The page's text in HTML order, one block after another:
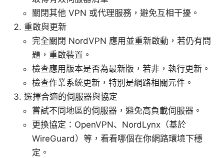
關閉其他 VPN 或代理服務，避免互相干擾。
重啟與更新
完全關閉 NordVPN 應用並重新啟動，若仍有問
題，重啟裝置。
檢查應用版本是否為最新版，若非，執行更新。
檢查作業系統更新，特別是網路相關元件。
選擇合適的伺服器與協定
嘗試不同地區的伺服器，避免高負載伺服器。
更換協定：OpenVPN、NordLynx（基於
WireGuard）等，看看哪個在你網路環境下穩
定。